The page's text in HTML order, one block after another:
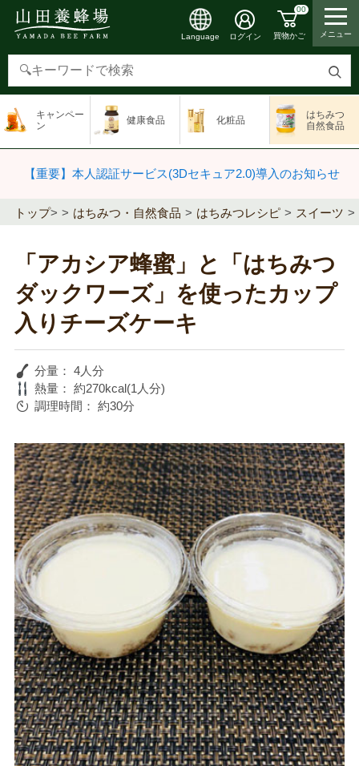
検
す
Language ログイン
00
買物かご メニュー
キャンペー
ン
健康食品 化粧品
はちみつ
自然食品
【重要】本人認証サービス(3Dセキュア2.0)導入のお知らせ
トップ> はちみつ・自然食品 はちみつレシピ スイーツ
「アカシア蜂蜜」と「はちみつ
ダックワーズ」を使ったカップ
入りチーズケーキ
分量： 4人分
熱量： 約270kcal(1人分)
調理時間： 約30分